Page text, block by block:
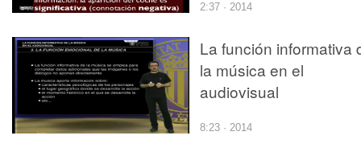
2:37 · 2014
La función informativa
la música en el
audiovisual
8:23 · 2014